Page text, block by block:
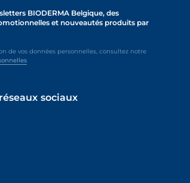
BIODERMA Belgique, des
et nouveautés produits par
de vos données personnelles, consultez notre
sociaux